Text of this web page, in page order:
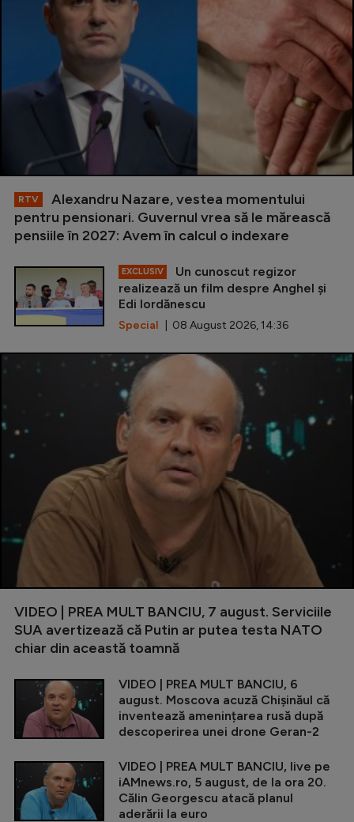
RTV
Alexandru Nazare, vestea momentului
pentru pensionari. Guvernul vrea să le mărească
pensiile în 2027: Avem în calcul o indexare
EXCLUSIV
Un cunoscut regizor
realizează un film despre Anghel și
Edi Iordănescu
Special | 08 August 2026, 14:36
VIDEO | PREA MULT BANCIU, 7 august. Serviciile
SUA avertizează că Putin ar putea testa NATO
chiar din această toamnă
VIDEO | PREA MULT BANCIU, 6
august. Moscova acuză Chișinăul că
inventează amenințarea rusă după
descoperirea unei drone Geran-2
VIDEO | PREA MULT BANCIU, live pe
iAMnews.ro, 5 august, de la ora 20.
Călin Georgescu atacă planul
aderării la euro